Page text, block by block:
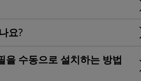
요?
을 수동으로 설치하는 방법